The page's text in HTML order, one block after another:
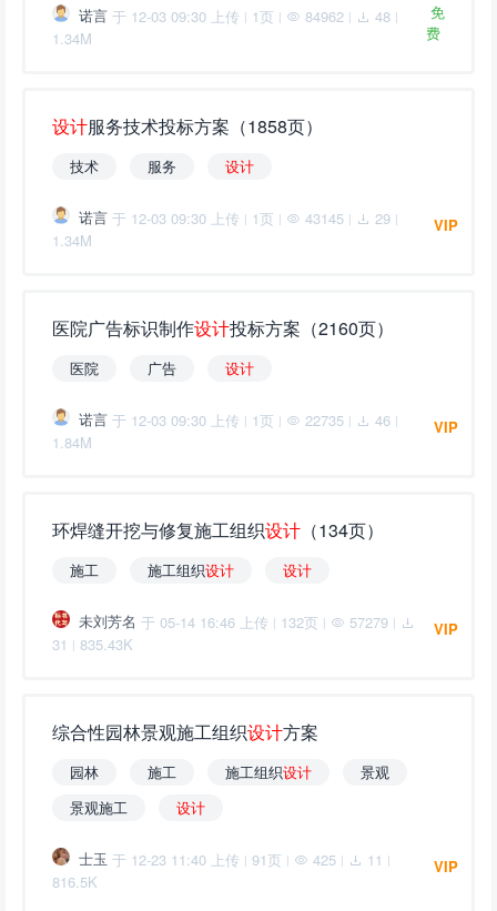
诺言 于 12-03 09:30 上传 | 1页 | 84962 | 48 |
1.34M
免
费
设计服务技术投标方案（1858页）
技术 服务 设计
诺言 于 12-03 09:30 上传 | 1页 | 43145 | 29 |
1.34M
VIP
医院广告标识制作设计投标方案（2160页）
医院 广告 设计
诺言 于 12-03 09:30 上传 | 1页 | 22735 | 46 |
1.84M
VIP
环焊缝开挖与修复施工组织设计 （134页）
施工 施工组织设计 设计
未刘芳名 于 05-14 16:46 上传 | 132页 | 57279 |
31 | 835.43K
VIP
综合性园林景观施工组织设计方案
园林 施工 施工组织设计
景观
景观施工
设计
士玉 于 12-23 11:40 上传 | 91页 | 425 | 11 |
816.5K
VIP